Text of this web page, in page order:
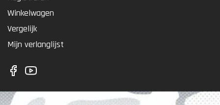
Winkelwagen
Vergelijk
Mijn verlanglijst